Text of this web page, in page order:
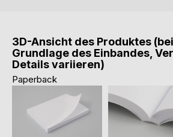
3D-Ansicht des Produktes
Grundlage des Einbandes,
Details variieren)
Paperback